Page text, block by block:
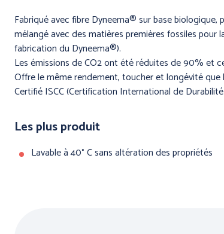
Fabriqué avec fibre Dyneema® sur base
mélangé avec des matières premières fossiles pour
fabrication du Dyneema®).
Les émissions de CO2 ont été réduites de 90% et
Offre le même rendement, toucher et longévité
Certifié ISCC (Certification International de
Les plus produit
Lavable à 40° C sans altération des propriétés